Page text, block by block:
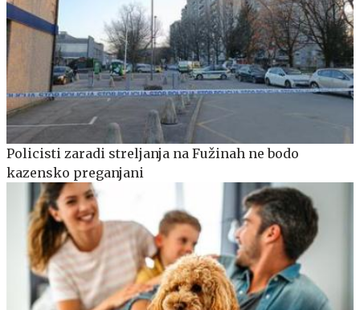
Policisti zaradi streljanja na Fužinah ne bodo
kazensko preganjani